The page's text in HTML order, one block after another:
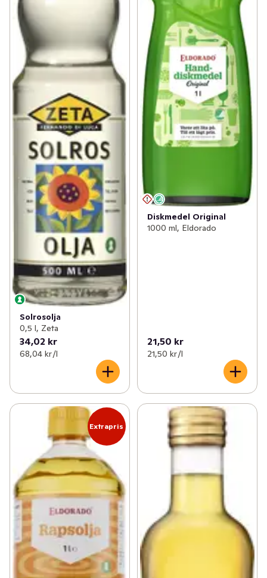
Solrosolja
0,5 l, Zeta
34,02 kr
68,04 kr /l
Diskmedel Original
1000 ml, Eldorado
21,50 kr
21,50 kr /l
Extrapris